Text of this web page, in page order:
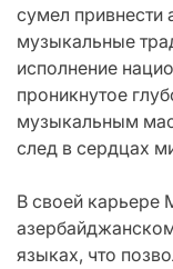
сумел
музыкальные
исполнение
проникнутое
музыкальным
след в сердцах
В своей карьере
языках, что